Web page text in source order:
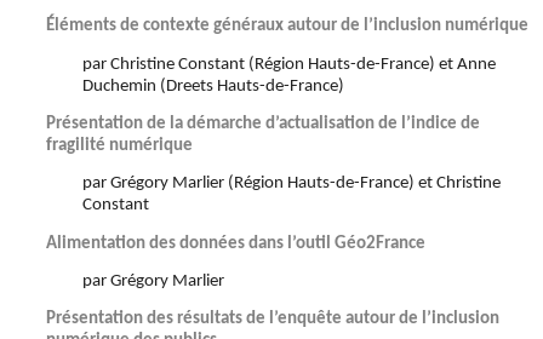
Éléments de contexte généraux autour de l’inclusion numérique
par Christine Constant (Région Hauts-de-France) et Anne
Duchemin (Dreets Hauts-de-France)
Présentation de la démarche d’actualisation de l’indice de
fragilité numérique
par Grégory Marlier (Région Hauts-de-France) et Christine
Constant
Alimentation des données dans l’outil Géo2France
par Grégory Marlier
Présentation des résultats de l’enquête autour de l’inclusion